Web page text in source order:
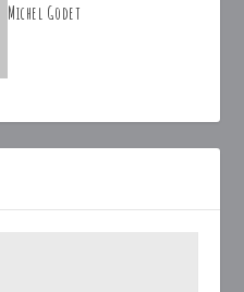
Michel Godet